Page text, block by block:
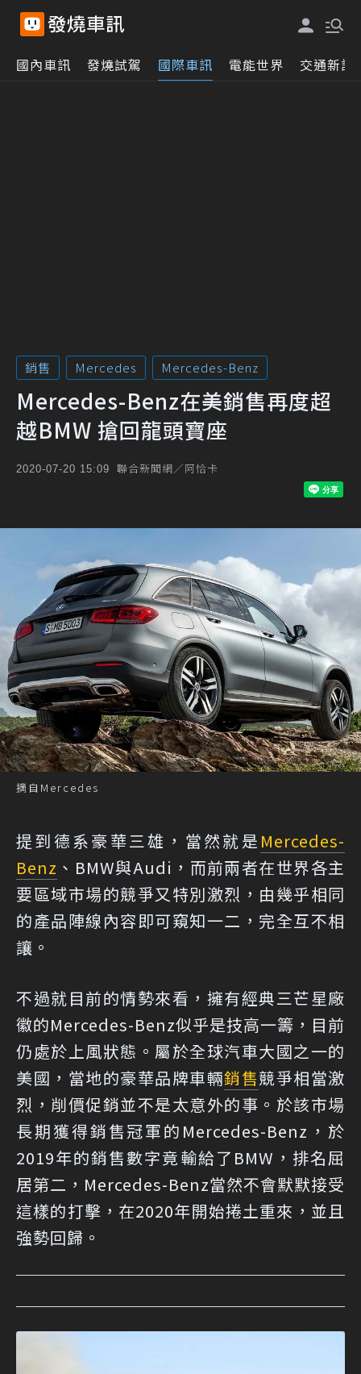
國內車訊 發燒試駕 國際車訊 電能世界 交通新訊
銷售 Mercedes Mercedes-Benz
Mercedes-Benz在美銷售再度超
越BMW 搶回龍頭寶座
2020-07-20 15:09 聯合新聞網／阿恰卡
摘自Mercedes
提到德系豪華三雄，當然就是 Mercedes-
Benz 、BMW與Audi，而前兩者在世界各主
要區域市場的競爭又特別激烈，由幾乎相同
的產品陣線內容即可窺知一二，完全互不相
讓。
不過就目前的情勢來看，擁有經典三芒星廠
徽的Mercedes-Benz似乎是技高一籌，目前
仍處於上風狀態。屬於全球汽車大國之一的
美國，當地的豪華品牌車輛銷售競爭相當激
烈，削價促銷並不是太意外的事。於該市場
長期獲得銷售冠軍的Mercedes-Benz，於
2019年的銷售數字竟輸給了BMW，排名屈
居第二，Mercedes-Benz當然不會默默接受
這樣的打擊，在2020年開始捲土重來，並且
強勢回歸。